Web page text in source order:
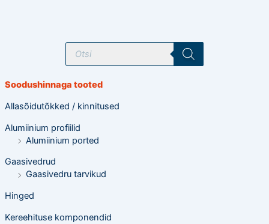
T
o
t
o
t
i
n
g
Soodushinnaga tooted
Allasõidutõkked / kinnitused
Alumiinium profiilid
Alumiinium ported
Gaasivedrud
Gaasivedru tarvikud
Hinged
Kereehituse komponendid